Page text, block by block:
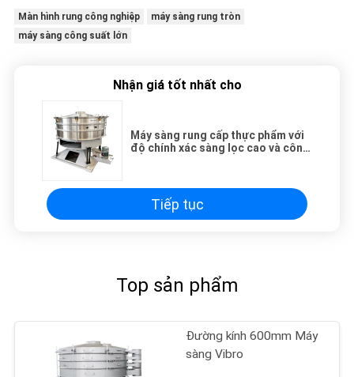
Màn hình rung công nghiệp
máy sàng rung tròn
máy sàng công suất lớn
Nhận giá tốt nhất cho
Máy sàng rung cấp thực phẩm với
độ chính xác sàng lọc cao và công
Tiếp tục
Top sản phẩm
Đường kính 600mm Máy
sàng Vibro